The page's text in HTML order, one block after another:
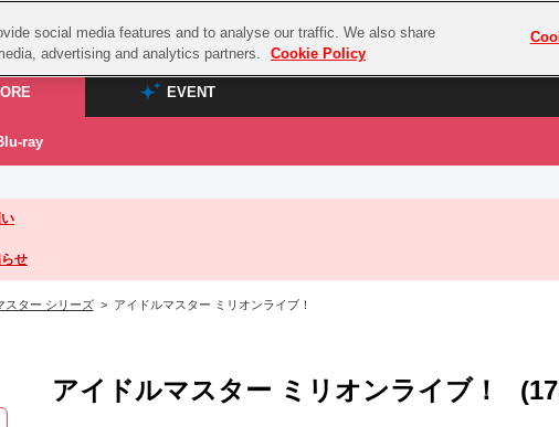
プレミア
EVENT
STORE TOP
ズ
/ Blu-ray
EVENT
ASOBI STAGE
ray
スサノオマジック
ラブライブ！サンシャイン‼
ラブライブ！虹ヶ咲学園スクールアイドル
モフモフパレード
せ
スター シリーズ> アイドルマスター ミリオンライブ！
アイドルマスター ミリオンライブ！
social media features and to analyse our traffic. We also share
advertising and analytics partners.
Cookie Policy